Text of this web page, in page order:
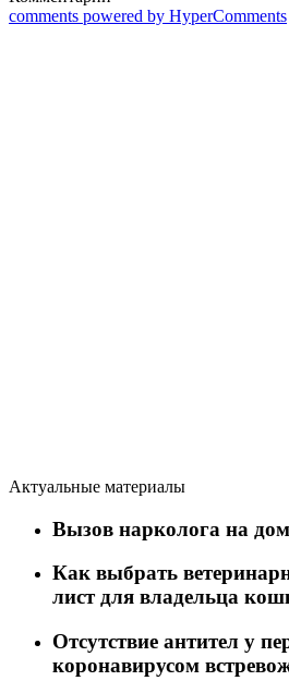
comments powered by HyperComments
Актуальные материалы
Вызов нарколога на дом
Как выбрать
лист для владельца
Отсутствие антител у
коронавирусом